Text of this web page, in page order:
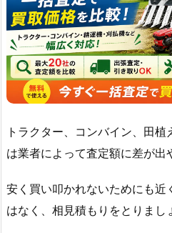
トラクター、コンバイン、田
は業者によって査定額に差が出
安く買い叩かれないためにも近
はなく、相見積もりをとりまし